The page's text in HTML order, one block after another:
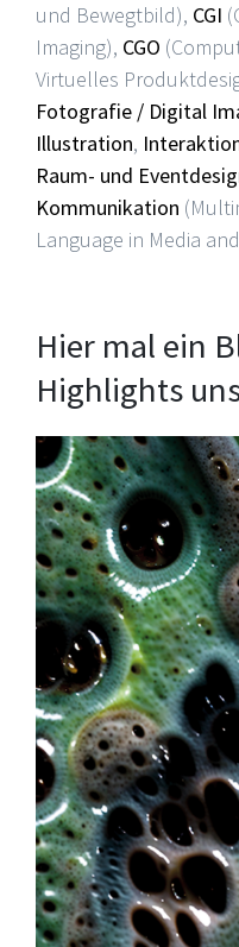
und Bewegtbild), CGI
Imaging), CGO
Virtuelles
Fotografie / Digital
Illustration,
Raum- und
Kommunikation
Language in Media
Hier mal ein
Highlights